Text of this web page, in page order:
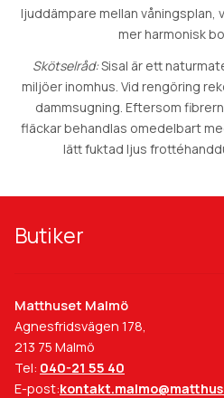
ljuddämpare mellan våningsplan,
mer harmonisk
Skötselråd:Sisal är ett
miljöer inomhus. Vid rengöring
dammsugning. Eftersom
fläckar behandlas omedelbart
lätt fuktad ljus
Butiker
Matthuset Malmö
Agnesfridsvägen 178,
213 75 Malmö
Tel: 040-21 55 40
E-post: